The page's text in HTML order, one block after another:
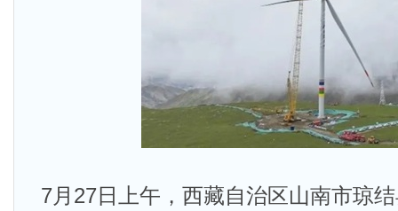
7月27日上午，西藏自治区山南市琼